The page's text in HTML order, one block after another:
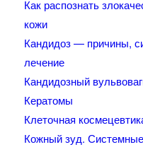
Как распознать
кожи
Кандидоз — причины,
лечение
Кандидозный
Кератомы
Клеточная
Кожный зуд.